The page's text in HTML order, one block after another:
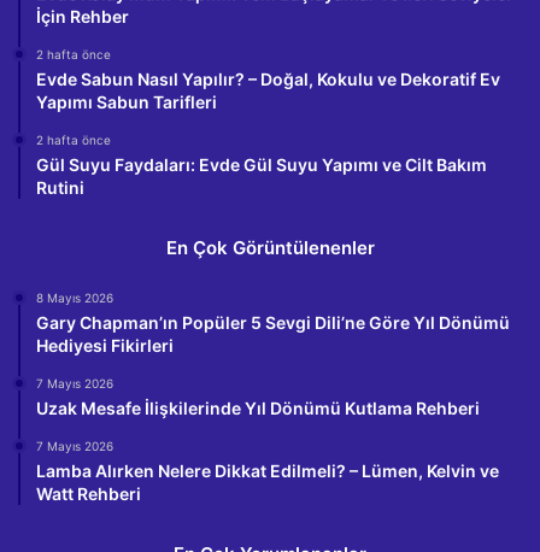
İçin Rehber
2 hafta önce
Evde Sabun Nasıl Yapılır? – Doğal, Kokulu ve Dekoratif Ev
Yapımı Sabun Tarifleri
2 hafta önce
Gül Suyu Faydaları: Evde Gül Suyu Yapımı ve Cilt Bakım
Rutini
En Çok Görüntülenenler
8 Mayıs 2026
Gary Chapman’ın Popüler 5 Sevgi Dili’ne Göre Yıl Dönümü
Hediyesi Fikirleri
7 Mayıs 2026
Uzak Mesafe İlişkilerinde Yıl Dönümü Kutlama Rehberi
7 Mayıs 2026
Lamba Alırken Nelere Dikkat Edilmeli? – Lümen, Kelvin ve
Watt Rehberi